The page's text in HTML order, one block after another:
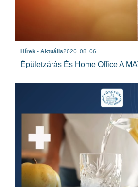
Hírek - Aktuális2026. 08. 06.
Épületzárás És Home Office A